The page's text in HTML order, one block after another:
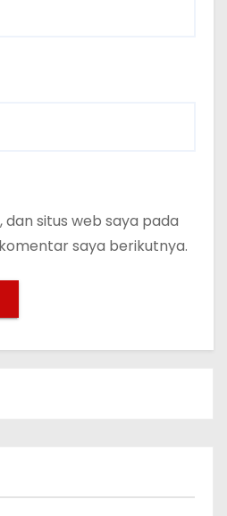
dan situs web saya pada
saya berikutnya.